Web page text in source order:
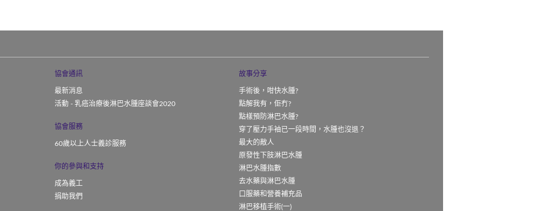
協會通訊
最新消息
活動 - 乳癌治療後淋巴水腫座談會2020
協會服務
60歲以上人士義診服務
你的參與和支持
成為義工
捐助我們
故事分享
手術後，咁快水腫?
點解我有，佢冇?
點樣預防淋巴水腫?
穿了壓力手袖已一段時間，水腫也沒退？
最大的敵人
原發性下肢淋巴水腫
淋巴水腫指數
去水藥與淋巴水腫
口服藥和營養補充品
淋巴移植手術(一)